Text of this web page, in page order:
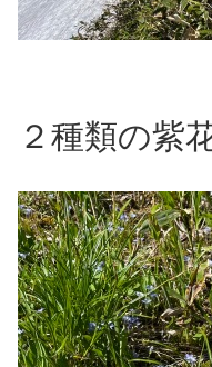
２種類の紫